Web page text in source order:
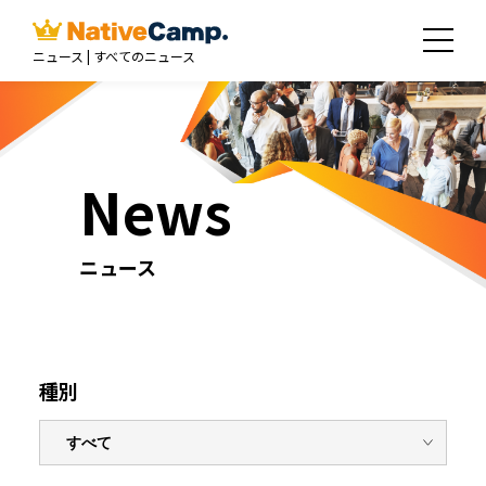
ニュース | すべてのニュース
News
ニュース
種別